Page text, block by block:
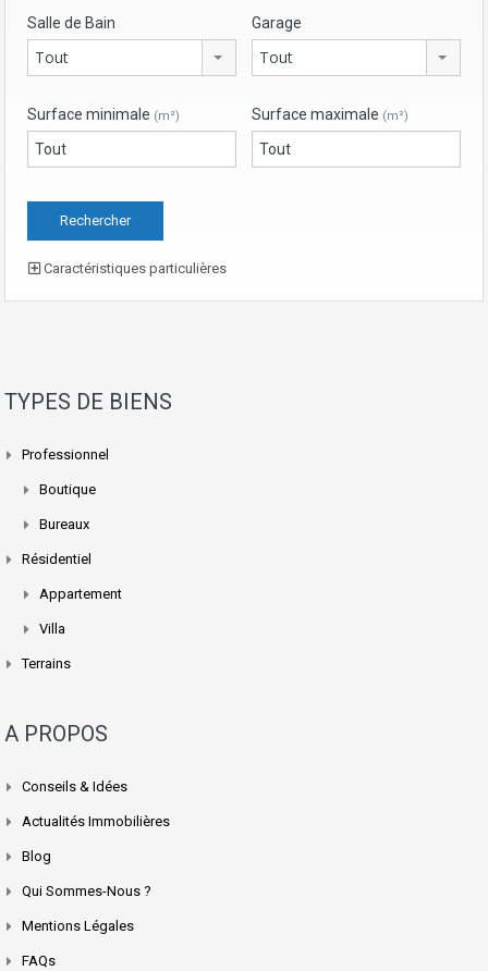
Salle de Bain
Tout
Garage
Tout
Surface minimale (m²) Surface maximale (m²)
Caractéristiques particulières
TYPES DE BIENS
Professionnel
Boutique
Bureaux
Résidentiel
Appartement
Villa
Terrains
A PROPOS
Conseils & Idées
Actualités Immobilières
Blog
Qui Sommes-Nous ?
Mentions Légales
FAQs